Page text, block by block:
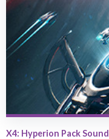
X4: Hyperion Pack